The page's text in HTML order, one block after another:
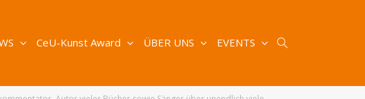
CeU-Kunst Award ÜBER UNS EVENTS